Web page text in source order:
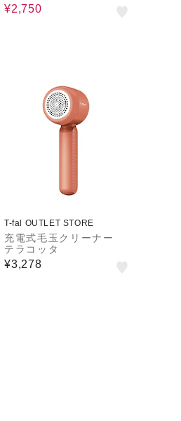
¥2,750
T-fal OUTLET STORE
充電式毛玉クリーナー
テラコッタ
¥3,278